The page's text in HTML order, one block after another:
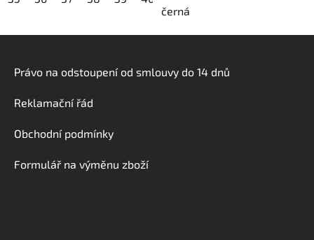
černá
Právo na odstoupení od smlouvy do 14 dnů
Reklamační řád
Obchodní podmínky
Formulář na výměnu zboží